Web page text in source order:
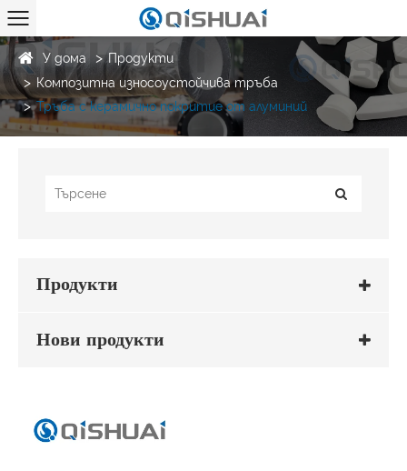
У дома
Продукти
Композитна износоустойчива тръба
Тръба с керамично покритие от алуминий
Продукти
Нови продукти